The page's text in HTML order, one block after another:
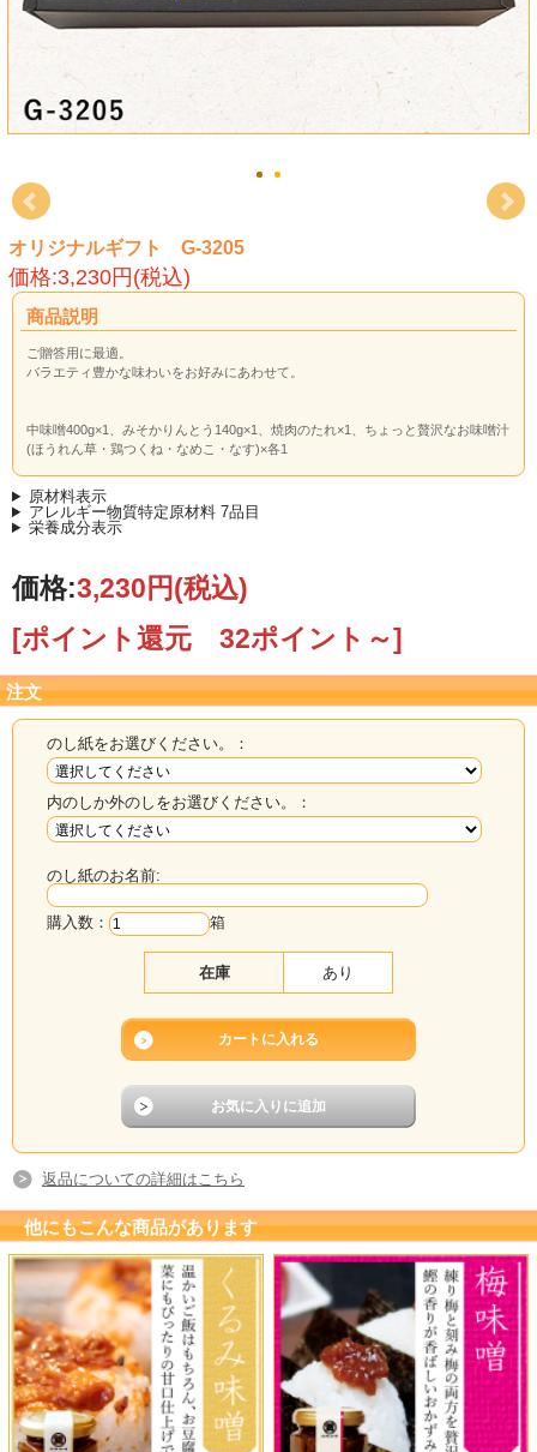
オリジナルギフト G-3205
価格:3,230円(税込)
商品説明
ご贈答用に最適。
バラエティ豊かな味わいをお好みにあわせて。
中味噌400g×1、みそかりんとう140g×1、焼肉のたれ×1、ちょっと贅沢なお味噌汁
(ほうれん草・鶏つくね・なめこ・なす)×各1
原材料表示
アレルギー物質特定原材料 7品目
栄養成分表示
価格:3,230円(税込)
[ポイント還元 32ポイント～]
注文
のし紙をお選びください。：
内のしか外のしをお選びください。：
のし紙のお名前:
購入数： 箱
在庫 あり
返品についての詳細はこちら
他にもこんな商品があります